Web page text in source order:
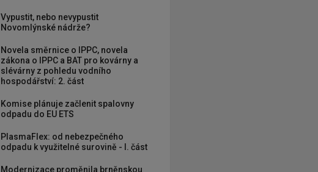
Vypustit, nebo nevypustit
Novomlýnské nádrže?
Novela směrnice o IPPC, novela
zákona o IPPC a BAT pro kovárny a
slévárny z pohledu vodního
hospodářství: 2. část
Komise plánuje začlenit spalovny
odpadu do EU ETS
PlasmaFlex: od nebezpečného
odpadu k využitelné surovině - I. část
Modernizace proměnila brněnskou